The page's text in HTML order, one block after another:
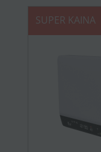
SUPER KAINA